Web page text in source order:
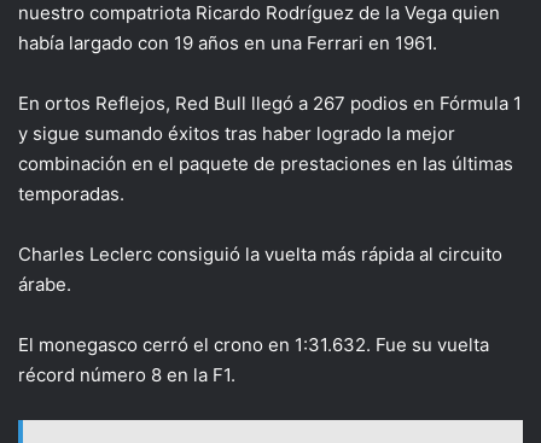
nuestro compatriota Ricardo Rodríguez de la Vega quien
había largado con 19 años en una Ferrari en 1961.
En ortos Reflejos, Red Bull llegó a 267 podios en Fórmula 1
y sigue sumando éxitos tras haber logrado la mejor
combinación en el paquete de prestaciones en las últimas
temporadas.
Charles Leclerc consiguió la vuelta más rápida al circuito
árabe.
El monegasco cerró el crono en 1:31.632. Fue su vuelta
récord número 8 en la F1.